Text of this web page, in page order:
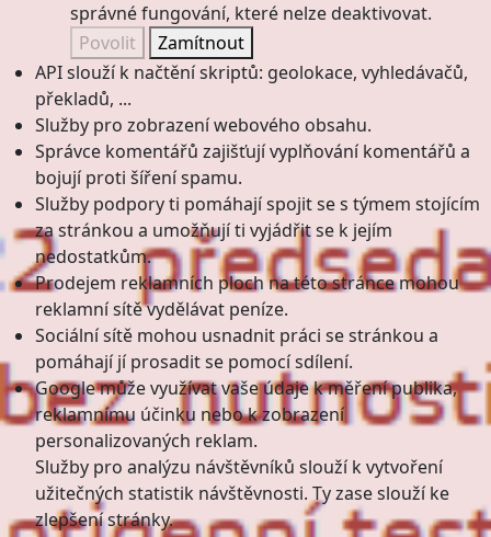
správné fungování, které nelze deaktivovat.
Povolit
Zamítnout
API slouží k načtění skriptů: geolokace, vyhledávačů,
překladů, ...
Služby pro zobrazení webového obsahu.
Správce komentářů zajišťují vyplňování komentářů a
bojují proti šíření spamu.
Služby podpory ti pomáhají spojit se s týmem stojícím
za stránkou a umožňují ti vyjádřit se k jejím
nedostatkům.
Prodejem reklamních ploch na této stránce mohou
reklamní sítě vydělávat peníze.
Sociální sítě mohou usnadnit práci se stránkou a
pomáhají jí prosadit se pomocí sdílení.
Google může využívat vaše údaje k měření publika,
reklamnímu účinku nebo k zobrazení
personalizovaných reklam.
Služby pro analýzu návštěvníků slouží k vytvoření
užitečných statistik návštěvnosti. Ty zase slouží ke
zlepšení stránky.